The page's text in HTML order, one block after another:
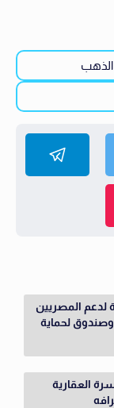
الذهب
لدعم المصريين
لحماية
العقارية